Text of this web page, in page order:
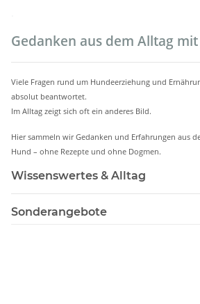
Gedanken aus dem Alltag
Viele Fragen rund um Hundeerziehung und
absolut beantwortet.
Im Alltag zeigt sich oft ein anderes Bild.
Hier sammeln wir Gedanken und Erfahrungen aus
Hund – ohne Rezepte und ohne Dogmen.
Wissenswertes & Alltag
Sonderangebote